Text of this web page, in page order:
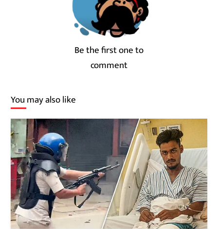
Be the first one to
comment
You may also like